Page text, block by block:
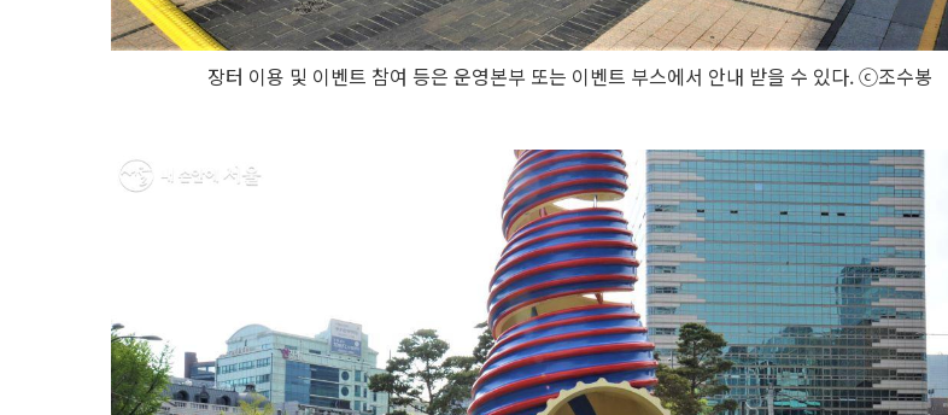
장터 이용 및 이벤트 참여 등은 운영본부 또는 이벤트 부스에서 안내 받을 수 있다. ⓒ조수봉